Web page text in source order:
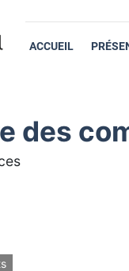
ACCUEIL
des